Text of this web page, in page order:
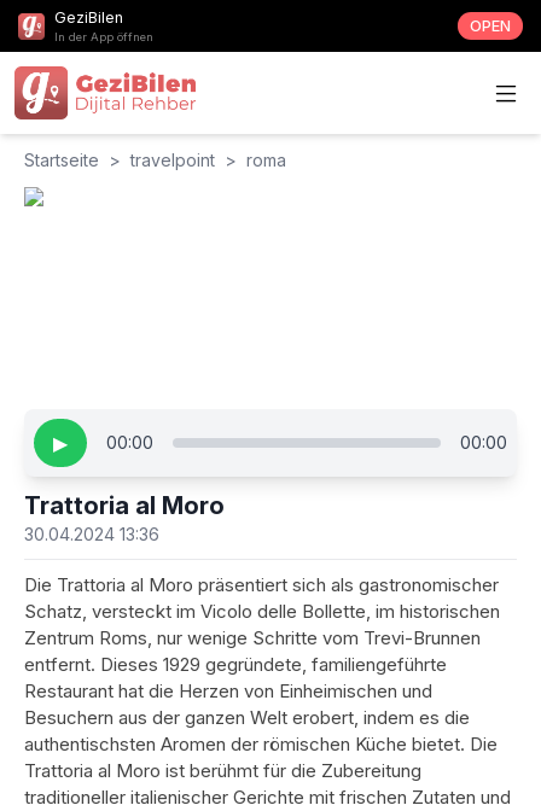
GeziBilen
In der App öffnen
OPEN
Startseite > travelpoint > roma
▶ 00:00 00:00
Trattoria al Moro
30.04.2024 13:36
Die Trattoria al Moro präsentiert sich als gastronomischer
Schatz, versteckt im Vicolo delle Bollette, im historischen
Zentrum Roms, nur wenige Schritte vom Trevi-Brunnen
entfernt. Dieses 1929 gegründete, familiengeführte
Restaurant hat die Herzen von Einheimischen und
Besuchern aus der ganzen Welt erobert, indem es die
authentischsten Aromen der römischen Küche bietet. Die
Trattoria al Moro ist berühmt für die Zubereitung
traditioneller italienischer Gerichte mit frischen Zutaten und